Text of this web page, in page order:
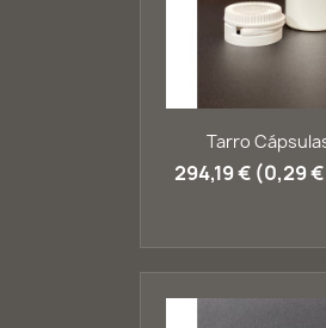
Vista
Tarro
294,19 € (0,29